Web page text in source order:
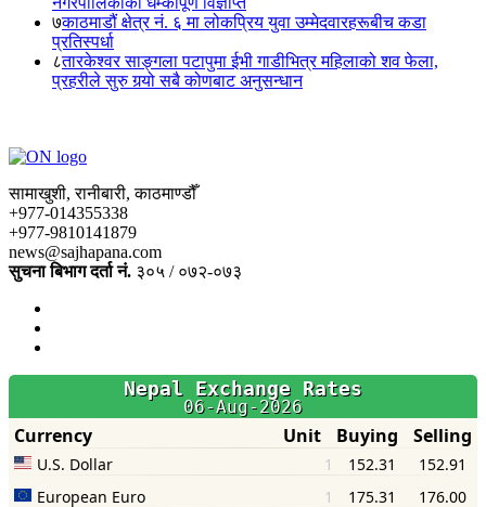
७काठमाडौं क्षेत्र नं. ६ मा लोकप्रिय युवा उम्मेदवारहरूबीच कडा
प्रतिस्पर्धा
८तारकेश्वर साङ्गला पटापुमा ईभी गाडीभित्र महिलाको शव फेला,
प्रहरीले सुरु गर्‍यो सबै कोणबाट अनुसन्धान
सामाखुशी, रानीबारी, काठमाण्डौँ
+977-014355338
+977-9810141879
news@sajhapana.com
सुचना बिभाग दर्ता नं. ३०५ / ०७२-०७३